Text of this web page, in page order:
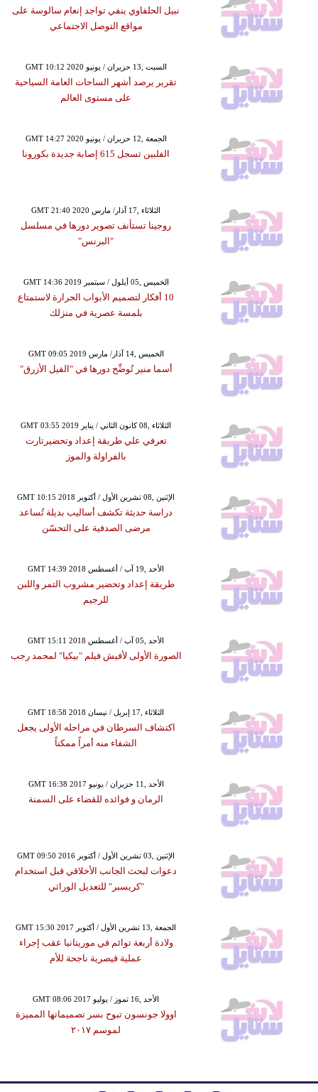
نبيل الحلفاوي ينفي تواجد إنعام سالوسة على
مواقع التوصل الاجتماعي
GMT 10:12 2020 السبت ,13 حزيران / يونيو
تقرير يرصد أشهر الساحات العامة السياحية
على مستوى العالم
GMT 14:27 2020 الجمعة ,12 حزيران / يونيو
الفلبين تسجل 615 إصابة جديدة بكورونا
GMT 21:40 2020 الثلاثاء ,17 آذار/ مارس
روجينا تستأنف تصوير دورها في مسلسل
"البرنس"
GMT 14:36 2019 الخميس ,05 أيلول / سبتمبر
10 أفكار لتصميم الأبواب الجرارة لاستمتاع
بلمسة عصرية في منزلك
GMT 09:05 2019 الخميس ,14 آذار/ مارس
أسما منير تُوضِّح دورها في "الفيل الأزرق"
GMT 03:55 2019 الثلاثاء ,08 كانون الثاني / يناير
تعرفي علي طريقة إعداد وتحضيرتارت
بالفراولة والموز
GMT 10:15 2018 الإثنين ,08 تشرين الأول / أكتوبر
دراسة حديثة تكشف أساليب بديلة تُساعد
مرضى الصدفية على التحسّن
GMT 14:39 2018 الأحد ,19 آب / أغسطس
طريقة إعداد وتحضير مشروب التمر واللبن
للرجيم
GMT 15:11 2018 الأحد ,05 آب / أغسطس
الصورة الأولى لأفيش فيلم "بيكيا" لمحمد رجب
GMT 18:58 2018 الثلاثاء ,17 إبريل / نيسان
اكتشاف السرطان في مراحله الأولى يجعل
الشفاء منه أمراً ممكناً
GMT 16:38 2017 الأحد ,11 حزيران / يونيو
الرمان و فوائده للقضاء على السمنة
GMT 09:50 2016 الإثنين ,03 تشرين الأول / أكتوبر
دعوات لبحث الجانب الأخلاقي قبل استخدام
"كريسبر" للتعديل الوراثي
GMT 15:30 2017 الجمعة ,13 تشرين الأول / أكتوبر
ولادة أربعة توائم في موريتانيا عقب إجراء
عملية قيصرية ناجحة للأم
GMT 08:06 2017 الأحد ,16 تموز / يوليو
اوولا جونسون تبوح بسر تصميماتها المميزة
لموسم ٢٠١٧